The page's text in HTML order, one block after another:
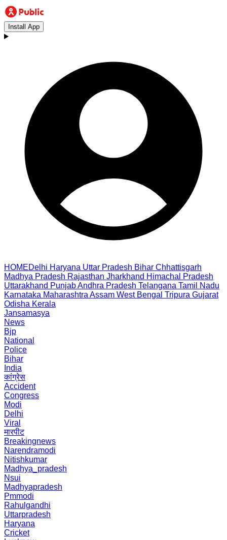
Install App
HOMEDelhi Haryana Uttar Pradesh Bihar Chhattisgarh
Madhya Pradesh Rajasthan Jharkhand Himachal Pradesh
Uttarakhand PunjabAndhra Pradesh Telangana Tamil Nadu
Karnataka Maharashtra Assam West Bengal Tripura Gujarat
Odisha Kerala
Jansamasya
News
Bjp
National
Police
Bihar
India
कांग्रेस
Accident
Congress
Modi
Delhi
Viral
मारपीट
Breakingnews
Narendramodi
Nitishkumar
Madhya_pradesh
Nsui
Madhyapradesh
Pmmodi
Rahulgandhi
Uttarpradesh
Haryana
Cricket